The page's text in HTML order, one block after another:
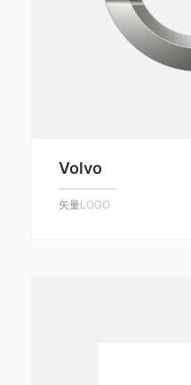
Volvo
矢量LOGO